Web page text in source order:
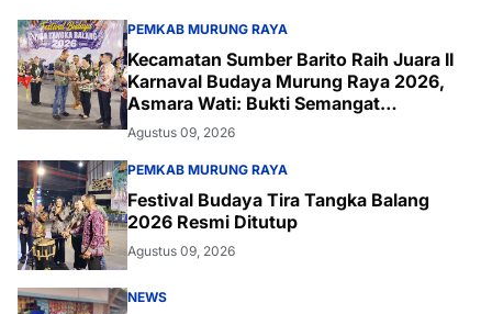
PEMKAB MURUNG RAYA
Kecamatan Sumber Barito Raih Juara II
Karnaval Budaya Murung Raya 2026,
Asmara Wati: Bukti Semangat
Melestarikan Budaya
Agustus 09, 2026
PEMKAB MURUNG RAYA
Festival Budaya Tira Tangka Balang
2026 Resmi Ditutup
Agustus 09, 2026
NEWS